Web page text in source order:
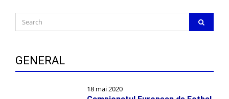
acest
navigator
viitoare
când
Search
for:
GENERAL
18 mai 2020